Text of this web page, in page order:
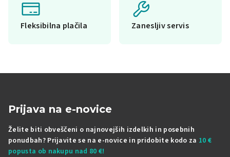
Fleksibilna plačila Zanesljiv servis
Prijava na e-novice
Želite biti obveščeni o najnovejših izdelkih in posebnih
ponudbah? Prijavite se na e-novice in pridobite kodo za 10 €
popusta ob nakupu nad 80 €!